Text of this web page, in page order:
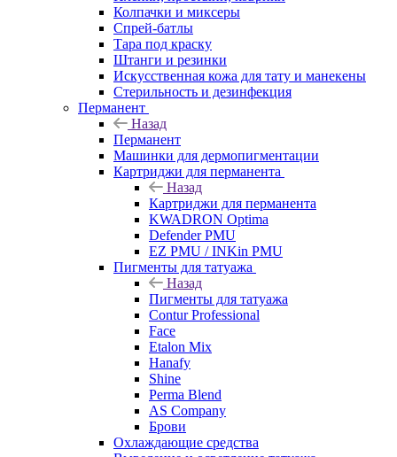
Колпачки и миксеры
Спрей-батлы
Тара под краску
Штанги и резинки
Искусственная кожа для тату и манекены
Стерильность и дезинфекция
Перманент
Назад
Перманент
Машинки для дермопигментации
Картриджи для перманента
Назад
Картриджи для перманента
KWADRON Optima
Defender PMU
EZ PMU / INKin PMU
Пигменты для татуажа
Назад
Пигменты для татуажа
Contur Professional
Face
Etalon Mix
Hanafy
Shine
Perma Blend
AS Company
Брови
Охлаждающие средства